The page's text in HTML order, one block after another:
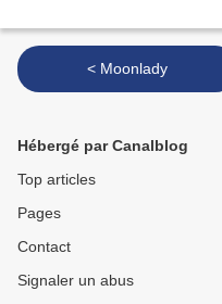
< Moonlady
Hébergé par Canalblog
Top articles
Pages
Contact
Signaler un abus